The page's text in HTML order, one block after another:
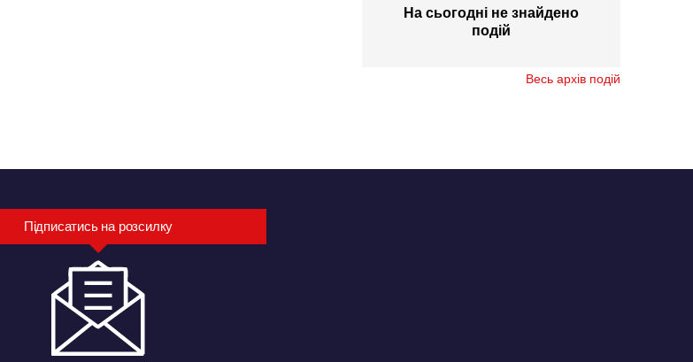
На сьогодні не знайдено
подій
Весь архів подій
Підписатись на розсилку